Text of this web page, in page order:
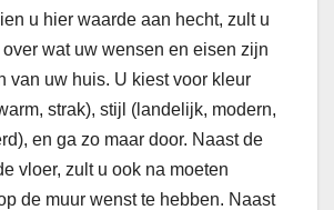
u hier waarde aan hecht, zult u
wat uw wensen en eisen zijn
van uw huis. U kiest voor kleur
strak), stijl (landelijk, modern,
en ga zo maar door. Naast de
vloer, zult u ook na moeten
de muur wenst te hebben. Naast